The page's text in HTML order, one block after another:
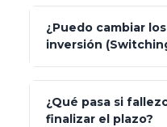
inflación),
¿Puedo cambiar
inversión
"Switching"
¿Qué pasa si
finalizar el plazo?